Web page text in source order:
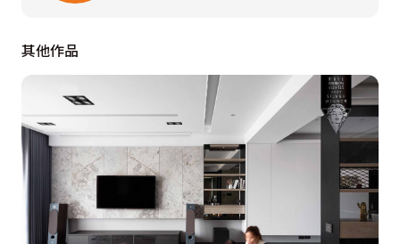
其他作品